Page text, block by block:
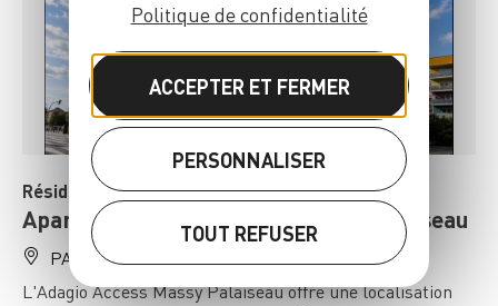
Résidence de tourisme
Aparthotel Adagio Access Massy Palaiseau
PALAISEAU
L'Adagio Access Massy Palaiseau offre une localisation
Politique de confidentialité
ACCEPTER ET FERMER
PERSONNALISER
TOUT REFUSER